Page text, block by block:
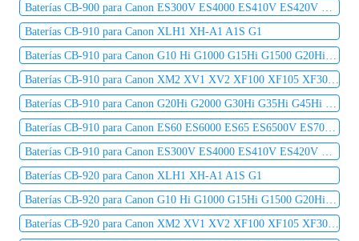
Baterías CB-900 para Canon ES300V ES4000 ES410V ES420V ES50 ES5000 ES520A ES55
Baterías CB-910 para Canon XLH1 XH-A1 A1S G1
Baterías CB-910 para Canon G10 Hi G1000 G15Hi G1500 G20Hi G2000 G30Hi G35Hi G45Hi
Baterías CB-910 para Canon XM2 XV1 XV2 XF100 XF105 XF300 XF305 C2 DM-MV1 DM-MV10
Baterías CB-910 para Canon G20Hi G2000 G30Hi G35Hi G45Hi MV1 MV10 MV10i MV20 MV20i
Baterías CB-910 para Canon ES60 ES6000 ES65 ES6500V ES7000es ES7000V ES75 ES8000V
Baterías CB-910 para Canon ES300V ES4000 ES410V ES420V ES50 ES5000 ES520A ES55
Baterías CB-920 para Canon XLH1 XH-A1 A1S G1
Baterías CB-920 para Canon G10 Hi G1000 G15Hi G1500 G20Hi G2000 G30Hi G35Hi G45Hi
Baterías CB-920 para Canon XM2 XV1 XV2 XF100 XF105 XF300 XF305 C2 DM-MV1 DM-MV10